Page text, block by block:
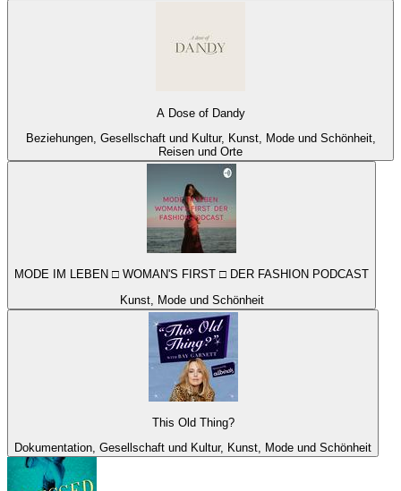
A Dose of Dandy
Beziehungen, Gesellschaft und Kultur, Kunst, Mode und Schönheit,
Reisen und Orte
MODE IM LEBEN □ WOMAN'S FIRST □ DER FASHION PODCAST
Kunst, Mode und Schönheit
This Old Thing?
Dokumentation, Gesellschaft und Kultur, Kunst, Mode und Schönheit